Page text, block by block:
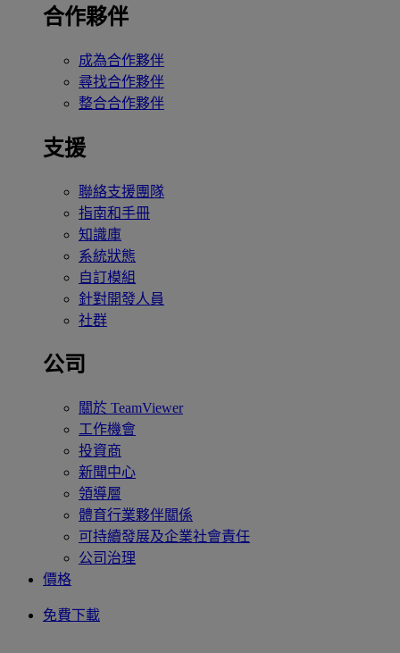
合作夥伴
成為合作夥伴
尋找合作夥伴
整合合作夥伴
支援
聯絡支援團隊
指南和手冊
知識庫
系統狀態
自訂模組
針對開發人員
社群
公司
關於 TeamViewer
工作機會
投資商
新聞中心
領導層
體育行業夥伴關係
可持續發展及企業社會責任
公司治理
價格
免費下載